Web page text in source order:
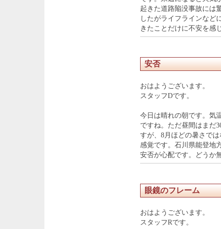
起きた道路陥没事故には
したがライフラインなど
きたことだけに不安を感
安否
おはようございます。
スタッフDです。
今日は晴れの朝です。気
ですね。ただ昼間はまだ
すが、8月ほどの暑さで
感覚です。石川県能登地
安否が心配です。どうか
眼鏡のフレーム
おはようございます。
スタッフRです。